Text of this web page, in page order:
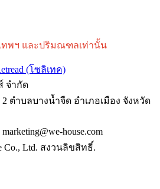
ทพฯ และปริมณฑลเท่านั้น
(โซลิเทค)
จำกัด
ตำบลบางน้ำจืด อำเภอเมือง จังหวัด
house.com
Co., Ltd. สงวนลิขสิทธิ์.